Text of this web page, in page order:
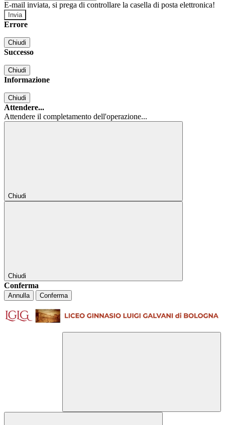
E-mail inviata, si prega di controllare la casella di posta elettronica!
Errore
Chiudi
Successo
Chiudi
Informazione
Chiudi
Attendere...
Attendere il completamento dell'operazione...
Chiudi
Chiudi
Conferma
Annulla Conferma